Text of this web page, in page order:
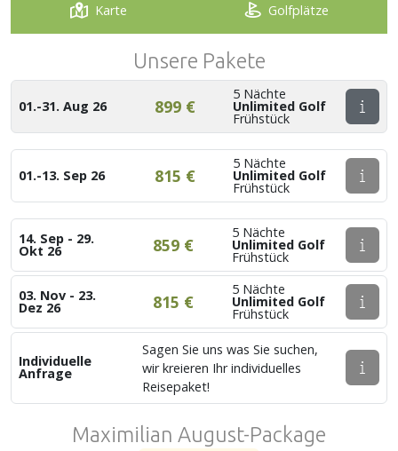
Karte Golfplätze
Unsere Pakete
01.-31. Aug 26 899 €
5 Nächte
Unlimited Golf
Frühstück
01.-13. Sep 26 815 €
5 Nächte
Unlimited Golf
Frühstück
14. Sep - 29.
Okt 26 859 €
5 Nächte
Unlimited Golf
Frühstück
03. Nov - 23.
Dez 26 815 €
5 Nächte
Unlimited Golf
Frühstück
Individuelle
Anfrage
Sagen Sie uns was Sie suchen,
wir kreieren Ihr individuelles
Reisepaket!
Maximilian August-Package